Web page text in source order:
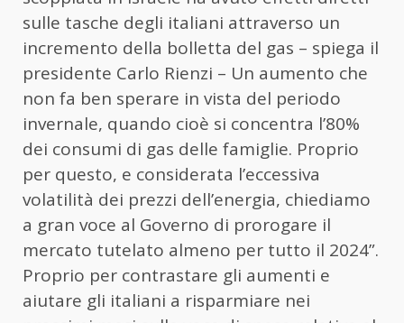
sulle tasche degli italiani attraverso un
incremento della bolletta del gas – spiega il
presidente Carlo Rienzi – Un aumento che
non fa ben sperare in vista del periodo
invernale, quando cioè si concentra l’80%
dei consumi di gas delle famiglie. Proprio
per questo, e considerata l’eccessiva
volatilità dei prezzi dell’energia, chiediamo
a gran voce al Governo di prorogare il
mercato tutelato almeno per tutto il 2024”.
Proprio per contrastare gli aumenti e
aiutare gli italiani a risparmiare nei